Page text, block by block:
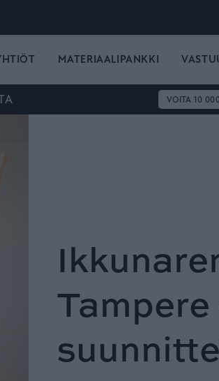
MATERIAALIPANKKI
VOITA 10